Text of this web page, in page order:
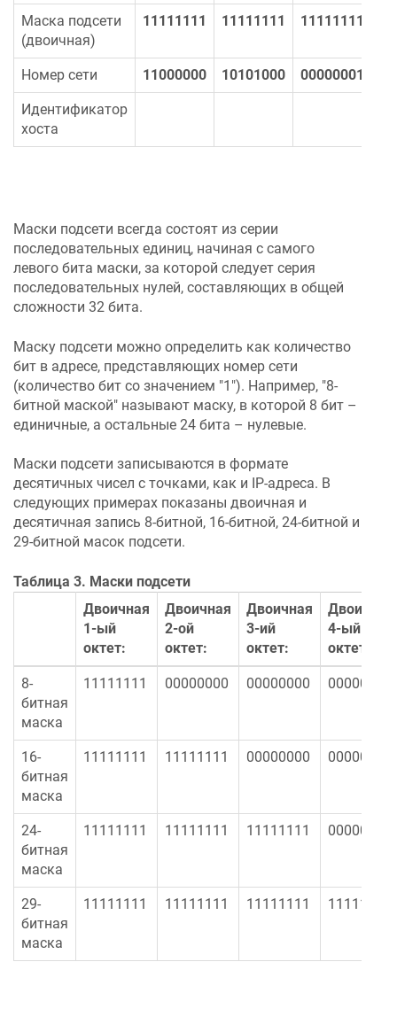
Маска подсети
(двоичная)
11111111 11111111 11111111
Номер сети 11000000 10101000 00000001
Идентификатор
хоста
Маски подсети всегда состоят из серии
последовательных единиц, начиная с самого
левого бита маски, за которой следует серия
последовательных нулей, составляющих в общей
сложности 32 бита.
Маску подсети можно определить как количество
бит в адресе, представляющих номер сети
(количество бит со значением "1"). Например, "8-
битной маской" называют маску, в которой 8 бит –
единичные, а остальные 24 бита – нулевые.
Маски подсети записываются в формате
десятичных чисел с точками, как и IP-адреса. В
следующих примерах показаны двоичная и
десятичная запись 8-битной, 16-битной, 24-битной и
29-битной масок подсети.
Таблица 3. Маски подсети
Двоичная
1-ый
октет:
Двоичная
2-ой
октет:
Двоичная
3-ий
октет:
Двоичная
4-ый
октет:
8-
битная
маска
11111111 00000000 00000000 00000000
16-
битная
маска
11111111 11111111 00000000 00000000
24-
битная
маска
11111111 11111111 11111111 00000000
29-
битная
маска
11111111 11111111 11111111 11111000